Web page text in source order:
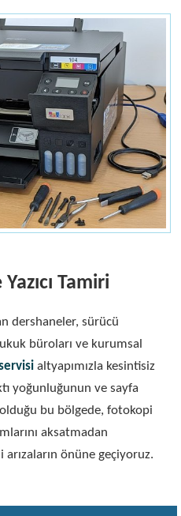
Tamiri
dershaneler, sürücü
büroları ve kurumsal
altyapımızla kesintisiz
yoğunluğunun ve sayfa
bu bölgede, fotokopi
aksatmadan
önüne geçiyoruz.